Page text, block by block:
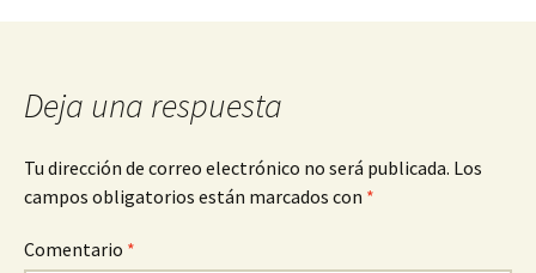
de
entradas
Deja una respuesta
Tu dirección de correo electrónico no será publicada. Los
campos obligatorios están marcados con *
Comentario *